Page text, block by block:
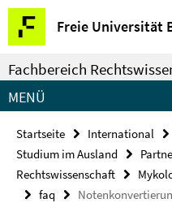
Springe
direkt
zu
Inhalt
Freie Universität
Service-
Navigation
Fachbereich
MENÜ
Startseite International
Studium im Ausland
Rechtswissenschaft
faq